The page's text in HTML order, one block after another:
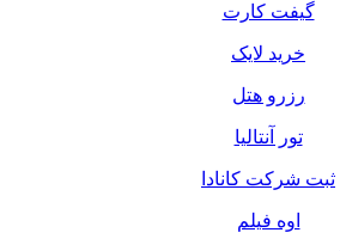
گیفت کارت
خرید لایک
رزرو هتل
تور آنتالیا
ثبت شرکت کانادا
اوه فیلم